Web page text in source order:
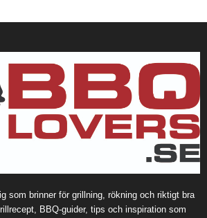
som brinner för grillning, rökning och riktigt bra
BBQ-guider, tips och inspiration som